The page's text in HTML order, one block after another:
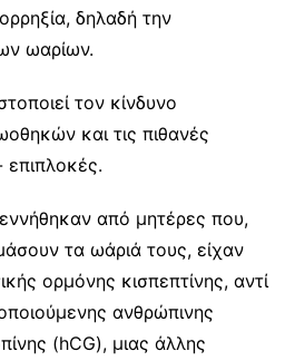
δηλαδή την
ωαρίων.
τον κίνδυνο
και τις πιθανές
επιπλοκές.
από μητέρες που,
τα ωάριά τους, είχαν
ορμόνης κισπεπτίνης, αντί
ανθρώπινης
(hCG), μιας άλλης